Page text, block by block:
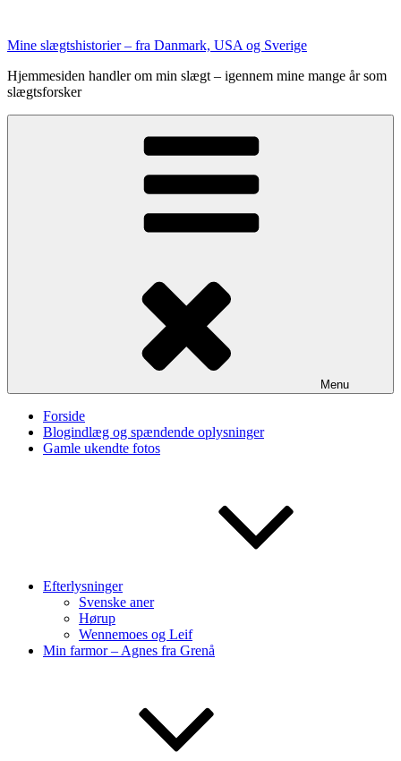
indhold
Mine slægtshistorier – fra Danmark, USA og Sverige
Hjemmesiden handler om min slægt – igennem mine mange år som
slægtsforsker
Menu
Forside
Blogindlæg og spændende oplysninger
Gamle ukendte fotos
Efterlysninger
Svenske aner
Hørup
Wennemoes og Leif
Min farmor – Agnes fra Grenå